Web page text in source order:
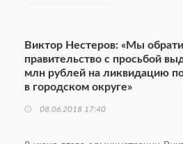
Виктор Нестеров: «Мы
правительство с просьбой
млн рублей на ликвидацию
в городском округе»
08.06.2018 17:40